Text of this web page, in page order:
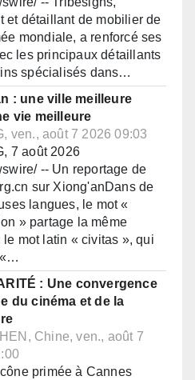
et détaillant de mobilier de
mondiale, a renforcé ses
les principaux détaillants
spécialisés dans…
: une ville meilleure
vie meilleure
ven., août 7 2026 09:03
7 août 2026
-- Un reportage de
sur Xiong'anDans de
langues, le mot «
» partage la même
le mot latin « civitas », qui
: Une convergence
du cinéma et de la
Chine, ven., août 7
primée à Cannes